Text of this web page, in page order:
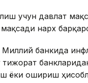
учун давлат
нарх
Миллий банкида
тижорат
ёки ошириш